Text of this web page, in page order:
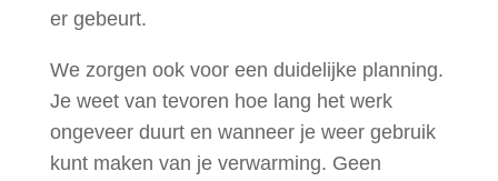
er gebeurt.
We zorgen ook voor een duidelijke planning.
Je weet van tevoren hoe lang het werk
ongeveer duurt en wanneer je weer gebruik
kunt maken van je verwarming. Geen